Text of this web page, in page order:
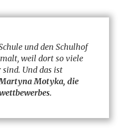
und den Schulhof
weil dort so viele
Und das ist
Motyka, die